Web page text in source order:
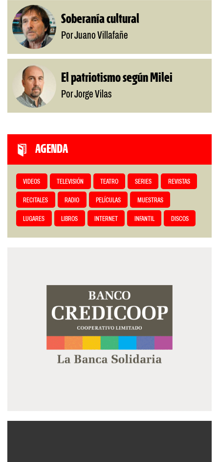
Soberanía cultural
Por Juano Villafañe
El patriotismo según Milei
Por Jorge Vilas
AGENDA
VIDEOS TELEVISIÓN TEATRO SERIES REVISTAS
RECITALES RADIO PELÍCULAS MUESTRAS
LUGARES LIBROS INTERNET INFANTIL DISCOS